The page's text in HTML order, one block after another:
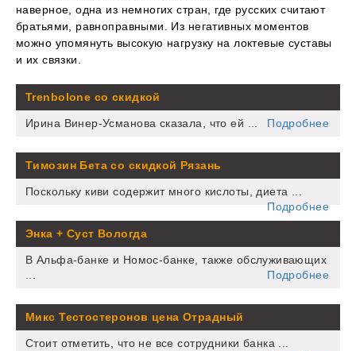
наверное, одна из немногих стран, где русских считают
братьями, равноправными. Из негативных моментов
можно упомянуть высокую нагрузку на локтевые суставы
и их связки.
Trenbolone со скидкой
Ирина Винер-Усманова сказала, что ей ... Подробнее
Tимозин Бета со скидкой Рязань
Поскольку киви содержит много кислоты, диета ...
Подробнее
Энка + Суст Вологда
В Альфа-банке и Номос-банке, также обслуживающих
...
Подробнее
Микс Тестостеронов цена Отрадный
Стоит отметить, что не все сотрудники банка ...